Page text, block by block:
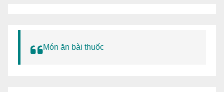
Món ăn bài thuốc